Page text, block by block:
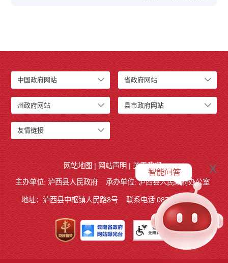
中国政府网站 省政府网站
州政府网站 县市政府网站
友情链接
网站地图 | 网站声明 | 关于我们
主办单位: 泸西县人民政府
承办单位: 泸西县人民政府办公室
地址：泸西县中枢镇人民路8号 联系电话:0873-6621715
x